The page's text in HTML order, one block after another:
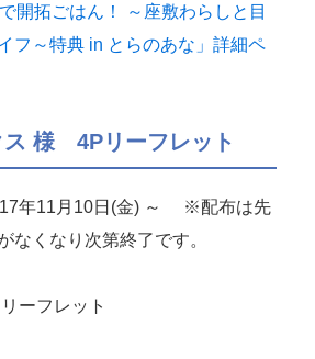
開拓ごはん！ ～座敷わらしと目
フ～特典 in とらのあな」詳細ペ
ス 様 4Pリーフレット
年11月10日(金) ～ ※配布は先
なくなり次第終了です。
ーフレット